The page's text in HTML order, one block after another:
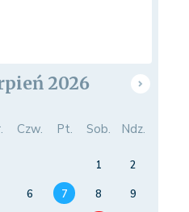
2026
Czw. Pt. Sob. Ndz.
1
2
6 7 8
9